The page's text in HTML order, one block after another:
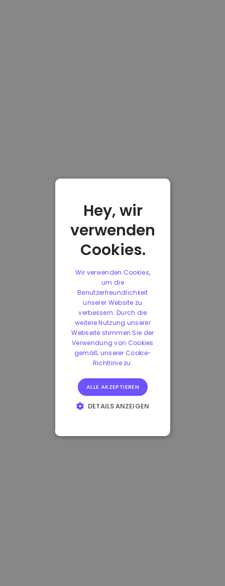
Hey, wir
verwenden
Cookies.
Wir verwenden Cookies,
um die
Benutzerfreundlichkeit
unserer Website zu
verbessern. Durch die
weitere Nutzung unserer
Webseite stimmen Sie der
Verwendung von Cookies
gemäß unserer Cookie-
Richtlinie zu.
ALLE AKZEPTIEREN
DETAILS ANZEIGEN